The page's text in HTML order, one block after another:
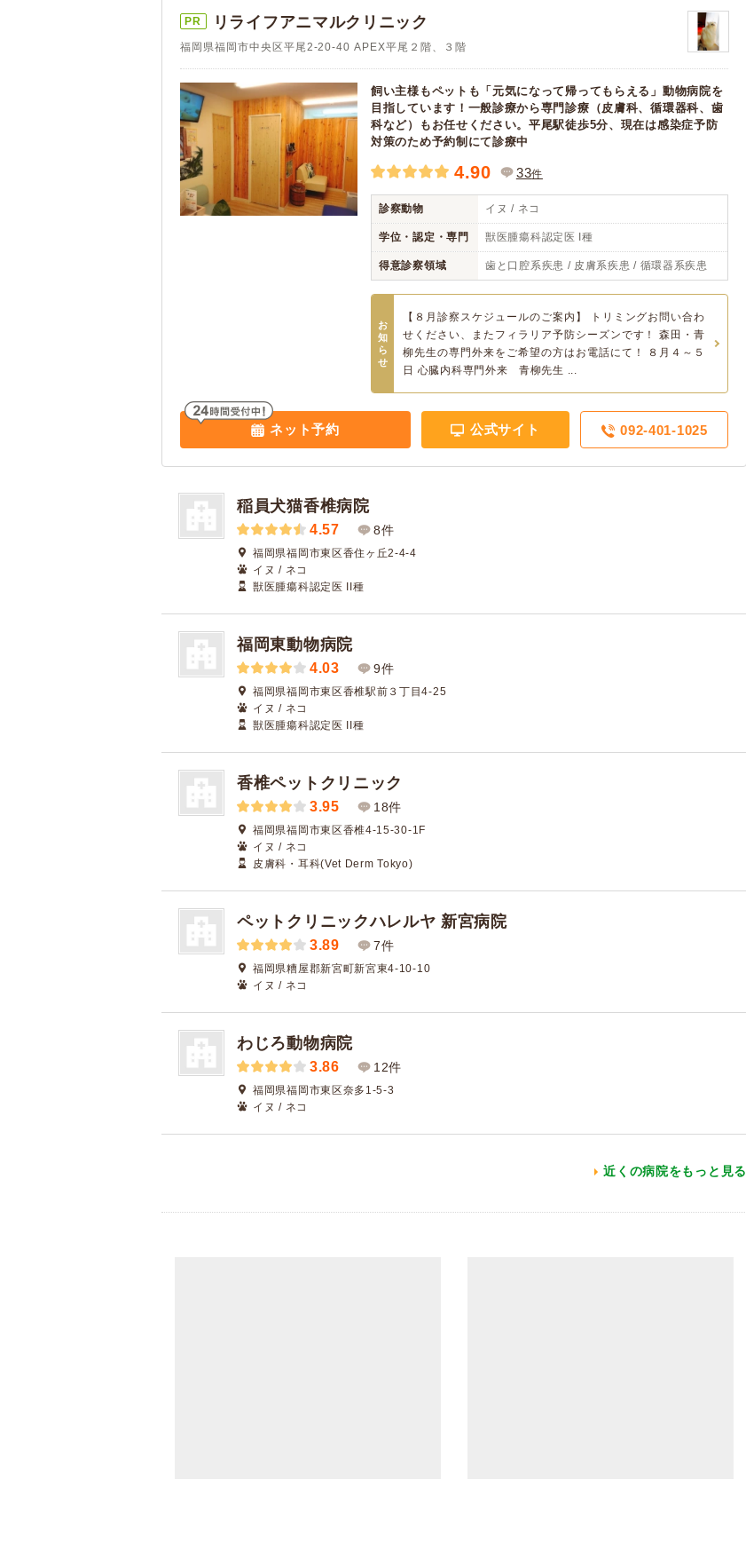
PR リライフアニマルクリニック
福岡県福岡市中央区平尾2-20-40 APEX平尾２階、３階
飼い主様もペットも「元気になって帰ってもらえる」動物病院を
目指しています！一般診療から専門診療（皮膚科、循環器科、歯
科など）もお任せください。平尾駅徒歩5分、現在は感染症予防
対策のため予約制にて診療中
4.90 33件
診察動物 イヌ / ネコ
学位・認定・専門 獣医腫瘍科認定医 I種
得意診察領域 歯と口腔系疾患 / 皮膚系疾患 / 循環器系疾患
お
知
ら
せ
【８月診察スケジュールのご案内】 トリミングお問い合わ
せください、またフィラリア予防シーズンです！ 森田・青
柳先生の専門外来をご希望の方はお電話にて！ ８月４～５
日 心臓内科専門外来 青柳先生 ...
ネット予約 公式サイト 092-401-1025
稲員犬猫香椎病院
4.57 8件
福岡県福岡市東区香住ヶ丘2-4-4
イヌ / ネコ
獣医腫瘍科認定医 II種
福岡東動物病院
4.03 9件
福岡県福岡市東区香椎駅前３丁目4-25
イヌ / ネコ
獣医腫瘍科認定医 II種
香椎ペットクリニック
3.95 18件
福岡県福岡市東区香椎4-15-30-1F
イヌ / ネコ
皮膚科・耳科(Vet Derm Tokyo)
ペットクリニックハレルヤ 新宮病院
3.89 7件
福岡県糟屋郡新宮町新宮東4-10-10
イヌ / ネコ
わじろ動物病院
3.86 12件
福岡県福岡市東区奈多1-5-3
イヌ / ネコ
近くの病院をもっと見る